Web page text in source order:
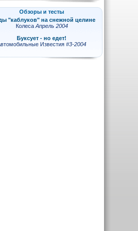
Обзоры и тесты
"каблуков" на снежной целине
КолесаАпрель 2004
Буксует - но едет!
Известия #3-2004